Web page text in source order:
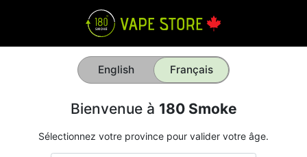
English Français
Bienvenue à 180 Smoke
Sélectionnez votre province pour valider votre âge.